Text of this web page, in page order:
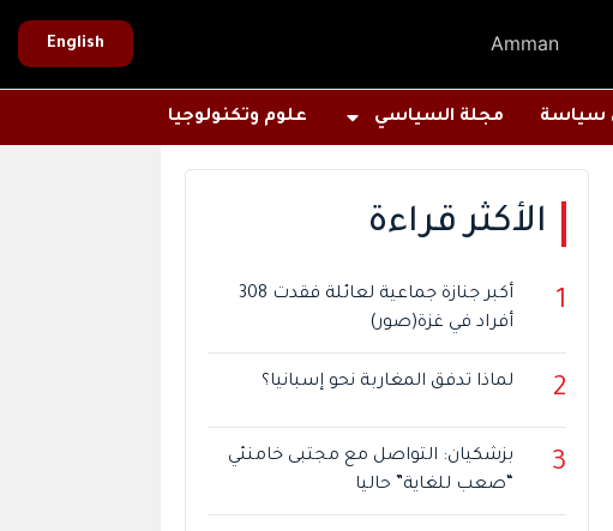
Amman
English
سياسة مجلة السياسي علوم وتكنولوجيا
الأكثر قراءة
1
أكبر جنازة جماعية لعائلة فقدت 308
أفراد في غزة(صور)
2 لماذا تدفق المغاربة نحو إسبانيا؟
3
بزشكيان: التواصل مع مجتبى خامنئي
“صعب للغاية” حاليا